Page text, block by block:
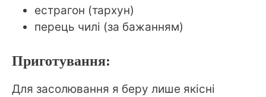
естрагон (тархун)
перець чилі (за бажанням)
Приготування:
Для засолювання я беру лише якісні